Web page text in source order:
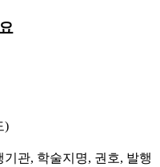
)
관, 학술지명, 권호, 발행